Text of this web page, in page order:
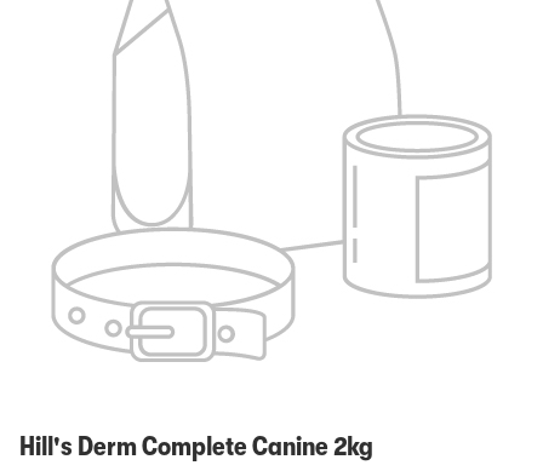
Hill's Derm Complete Canine 2kg